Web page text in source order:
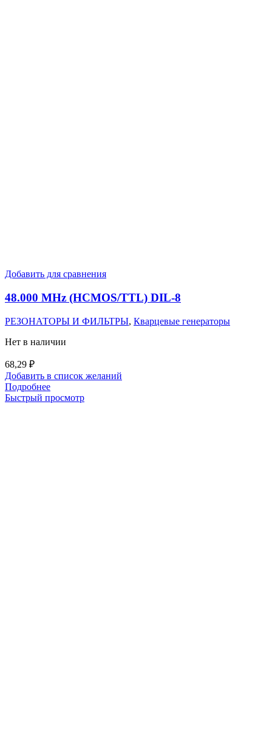
Добавить для сравнения
48.000 MHz (HCMOS/TTL) DIL-8
РЕЗОНАТОРЫ И ФИЛЬТРЫ, Кварцевые генераторы
Нет в наличии
68,29 ₽
Добавить в список желаний
Подробнее
Быстрый просмотр